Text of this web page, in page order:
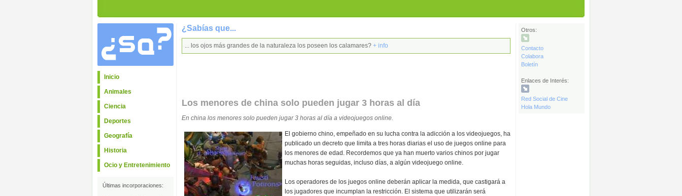
Otros:
Contacto
Colabora
Boletín
Enlaces de Interés:
Red Social de Cine
Hola Mundo
Inicio
Animales
Ciencia
Deportes
Geografía
Historia
Ocio y Entretenimiento
Últimas incorporaciones:
¿Sabías que...
... los ojos más grandes de la naturaleza los poseen los calamares? + info
Los menores de china solo pueden jugar 3 horas al día
En china los menores solo pueden jugar 3 horas al día a videojuegos online.
El gobierno chino, empeñado en su lucha contra la adicción a los videojuegos, ha
publicado un decreto que limita a tres horas diarias el uso de juegos online para
los menores de edad. Recordemos que ya han muerto varios chinos por jugar
muchas horas seguidas, incluso días, a algún videojuego online.
Los operadores de los juegos online deberán aplicar la medida, que castigará a
los jugadores que incumplan la restricción. El sistema que utilizarán será